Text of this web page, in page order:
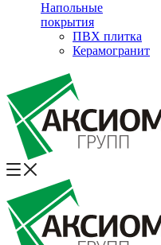
Напольные
покрытия
ПВХ плитка
Керамогранит